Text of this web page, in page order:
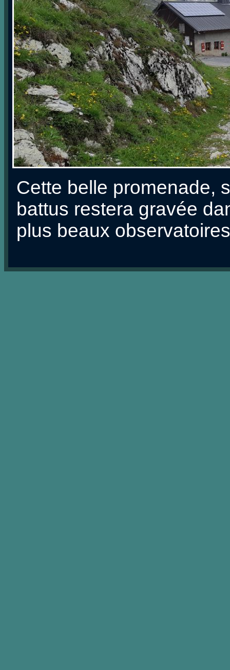
Cette belle promenade,
battus restera gravée
plus beaux